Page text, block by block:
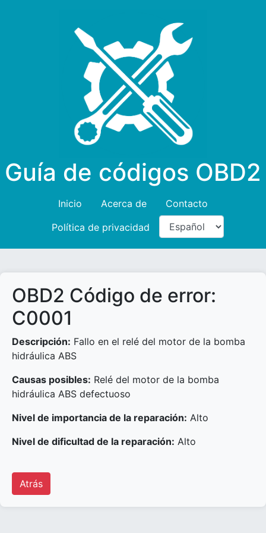
Guía de códigos OBD2
Inicio Acerca de
Contacto
Política de privacidad
OBD2 Código de error:
C0001
Descripción: Fallo en el relé del motor de la bomba
hidráulica ABS
Causas posibles: Relé del motor de la bomba
hidráulica ABS defectuoso
Nivel de importancia de la reparación: Alto
Nivel de dificultad de la reparación: Alto
Atrás